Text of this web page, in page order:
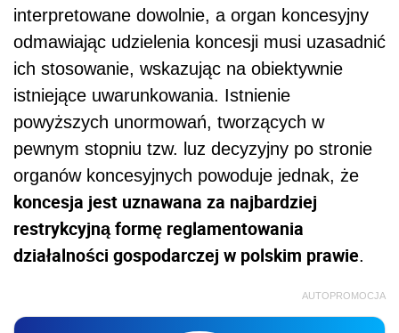
interpretowane dowolnie, a organ koncesyjny
odmawiając udzielenia koncesji musi uzasadnić
ich stosowanie, wskazując na obiektywnie
istniejące uwarunkowania. Istnienie
powyższych unormowań, tworzących w
pewnym stopniu tzw. luz decyzyjny po stronie
organów koncesyjnych powoduje jednak, że
koncesja jest uznawana za najbardziej
restrykcyjną formę reglamentowania
działalności gospodarczej w polskim prawie.
AUTOPROMOCJA